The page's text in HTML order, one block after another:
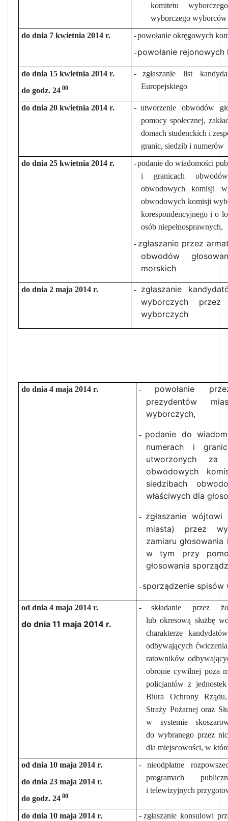
komitetu
wyborczego wyborców
do dnia 7 kwietnia 2014 r.
-powołanie okręgowych
-powołanie
do dnia 15 kwietnia 2014 r.
do godz. 24 00
-
zgłaszanie list
Europejskiego
do dnia 20 kwietnia 2014 r. - utworzenie obwodów
pomocy społecznej,
domach studenckich i
granic, siedzib i numerów
do dnia 25 kwietnia 2014 r.
-podanie do wiadomości
i granicach
obwodowych komisji
obwodowych komisji
korespondencyjnego i o
osób niepełnosprawnych,
- zgłaszanie przez
obwodów
morskich
do dnia 2 maja 2014 r. -
zgłaszanie
wyborczych przez
wyborczych
do dnia 4 maja 2014 r. -
powołanie
prezydentów
wyborczych,
- podanie do
numerach i
utworzonych za
obwodowych
siedzibach
właściwych dla
- zgłaszanie
miasta) przez
zamiaru
w tym przy
głosowania
-sporządzenie
od dnia 4 maja 2014 r.
do dnia 11 maja 2014 r.
-
składanie przez
lub okresową służbę
charakterze
odbywających
ratowników
obronie cywilnej poza
policjantów z
Biura Ochrony
Straży Pożarnej oraz
w systemie
do wybranego przez
dla miejscowości, w
od dnia 10 maja 2014 r.
do dnia 23 maja 2014 r.
do godz. 24 00
-
nieodpłatne
programach
i telewizyjnych
do dnia 10 maja 2014 r. - zgłaszanie konsulowi